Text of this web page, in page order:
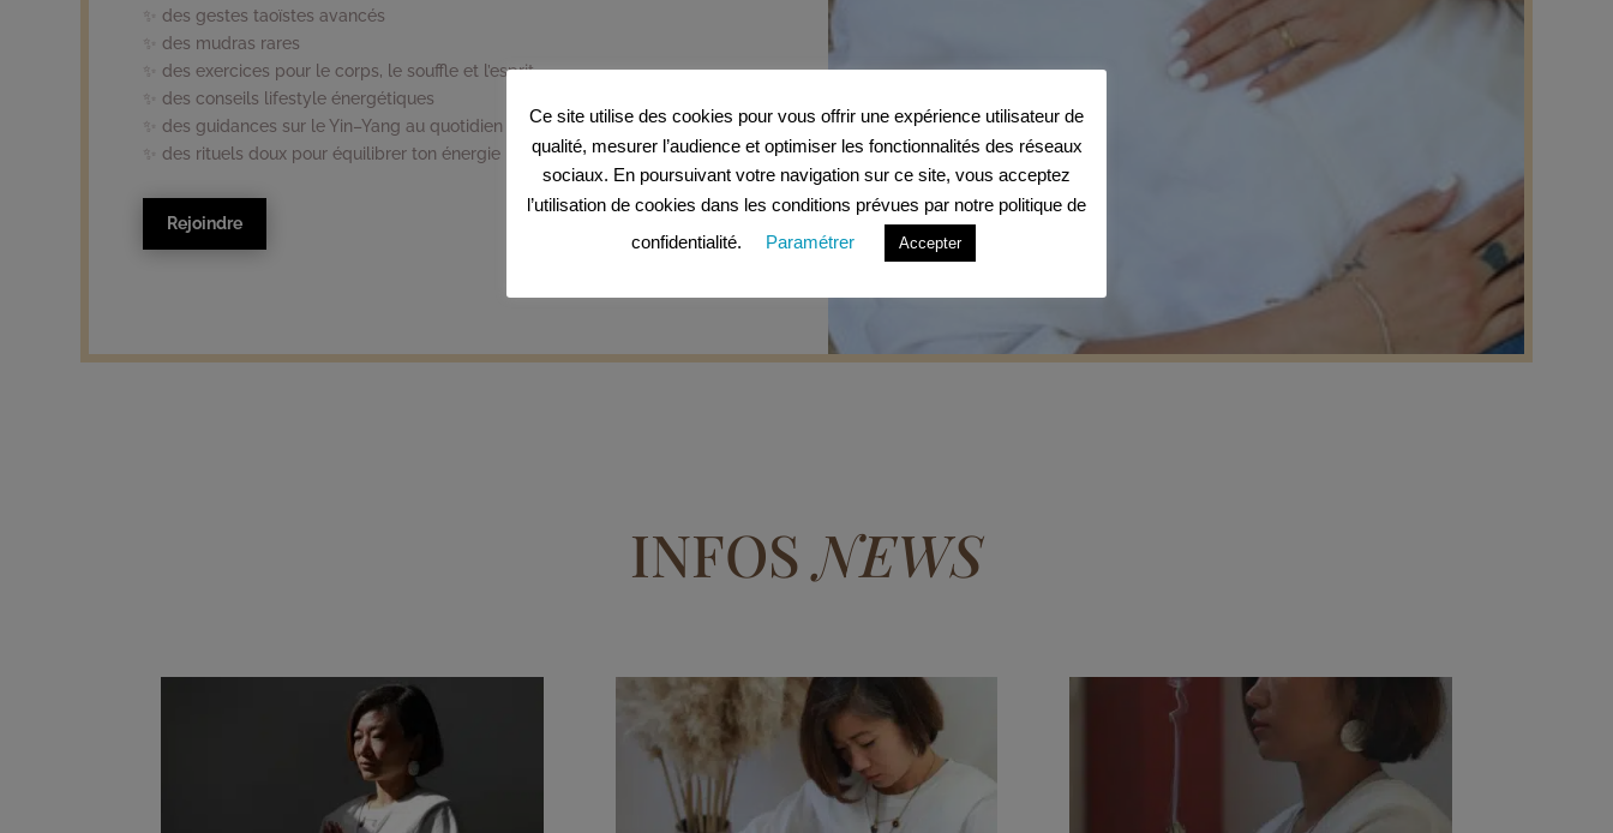
✨ des gestes taoïstes avancés
✨ des mudras rares
✨ des exercices pour le corps, le souffle et l’esprit
✨ des conseils lifestyle énergétiques
✨ des guidances sur le Yin–Yang au quotidien
✨ des rituels doux pour équilibrer ton énergie
Rejoindre
INFOSNEWS
Ce site utilise des cookies pour vous offrir une expérience utilisateur de
qualité, mesurer l’audience et optimiser les fonctionnalités des réseaux
sociaux. En poursuivant votre navigation sur ce site, vous acceptez
l’utilisation de cookies dans les conditions prévues par notre politique de
confidentialité.
Paramétrer Accepter